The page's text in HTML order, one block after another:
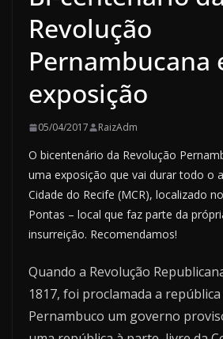
Revolução
Pernambucana
exposição
05/04/2017 RaizAdm
O bicentenário da Revolução
uma exposição que vai durar todo o
Cidade do Recife (MCR), localizado
Pontas – local que faz parte da
insurreição. Recomendamos!
Quando a Revolução
1817, foi proclamada a
Pernambuco um governo